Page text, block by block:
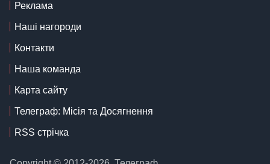
Реклама
Наші нагороди
Контакти
Наша команда
Карта сайту
Телеграф: Місія та Досягнення
RSS стрічка